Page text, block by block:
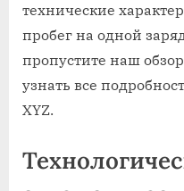
технические
пробег на одной
пропустите наш
узнать все
XYZ.